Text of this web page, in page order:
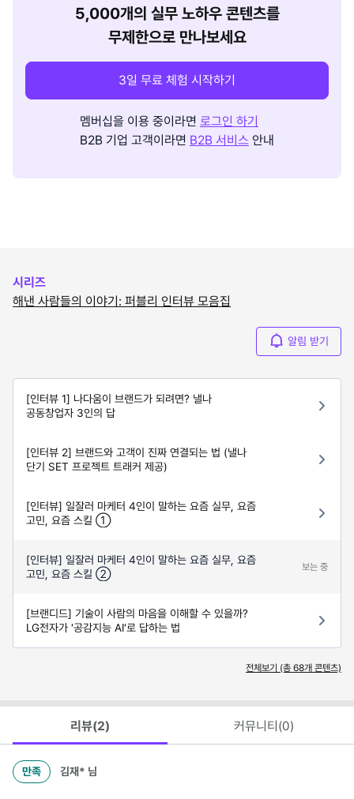
5,000개의 실무 노하우 콘텐츠를
무제한으로 만나보세요
3일 무료 체험 시작하기
멤버십을 이용 중이라면 로그인 하기
B2B 기업 고객이라면 B2B 서비스 안내
시리즈
해낸 사람들의 이야기: 퍼블리 인터뷰 모음집
알림 받기
[인터뷰 1] 나다움이 브랜드가 되려면? 낼나
공동창업자 3인의 답
[인터뷰 2] 브랜드와 고객이 진짜 연결되는 법 (낼나
단기 SET 프로젝트 트래커 제공)
[인터뷰] 일잘러 마케터 4인이 말하는 요즘 실무, 요즘
고민, 요즘 스킬 ➀
[인터뷰] 일잘러 마케터 4인이 말하는 요즘 실무, 요즘
고민, 요즘 스킬 ➁
보는 중
[브랜디드] 기술이 사람의 마음을 이해할 수 있을까?
LG전자가 '공감지능 AI'로 답하는 법
전체보기 (총 68개 콘텐츠)
리뷰(2) 커뮤니티(0)
만족 김재* 님